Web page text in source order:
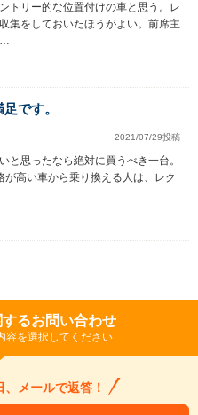
トリー的な位置付けの車と思う。レ
集をしておいたほうがよい。前席主
…
です。
2021/07/29投稿
と思ったなら絶対に買うべき一台。
高い車から乗り換える人は、レク
るお問い合わせ
容を選択してください
メールで返答！